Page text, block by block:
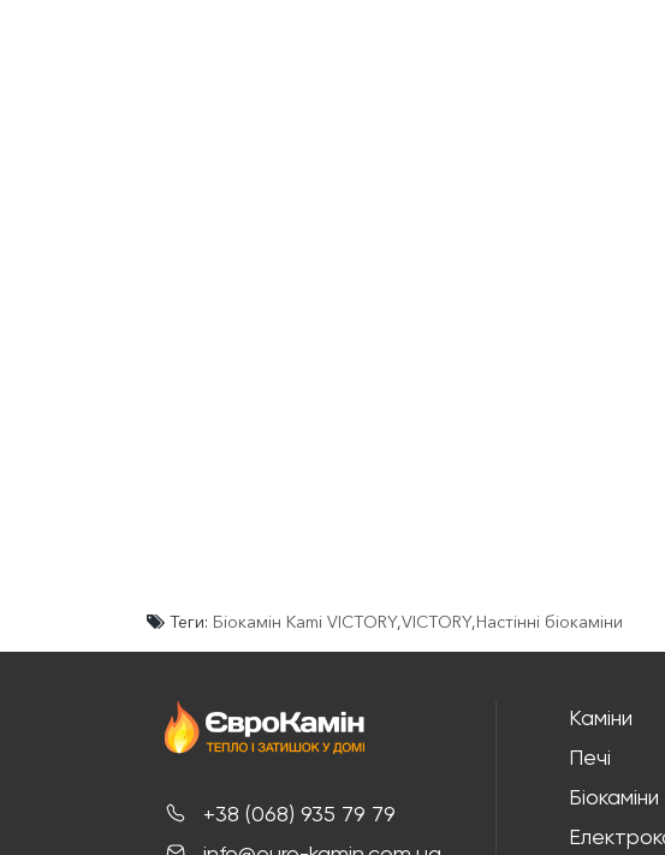
Теги: Біокамін Kami VICTORY,VICTORY,Настінні біокаміни
+38 (068) 935 79 79
Каміни
Печі
Біокаміни